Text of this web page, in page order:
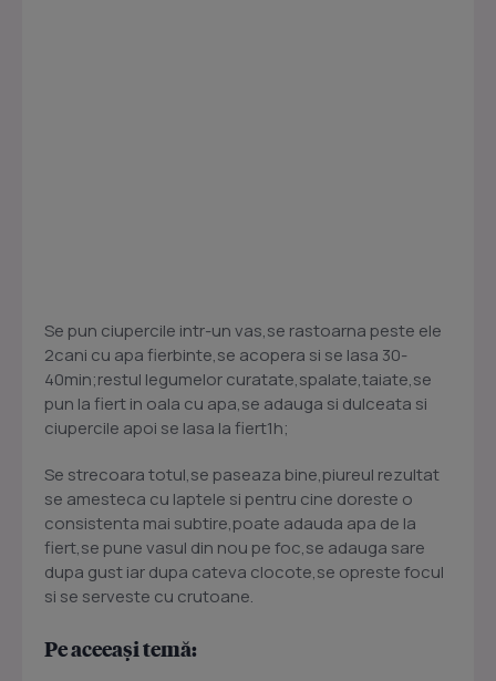
Se pun ciupercile intr-un vas,se rastoarna peste ele
2cani cu apa fierbinte,se acopera si se lasa 30-
40min;restul legumelor curatate,spalate,taiate,se
pun la fiert in oala cu apa,se adauga si dulceata si
ciupercile apoi se lasa la fiert1h;
Se strecoara totul,se paseaza bine,piureul rezultat
se amesteca cu laptele si pentru cine doreste o
consistenta mai subtire,poate adauda apa de la
fiert,se pune vasul din nou pe foc,se adauga sare
dupa gust iar dupa cateva clocote,se opreste focul
si se serveste cu crutoane.
Pe aceeași temă: